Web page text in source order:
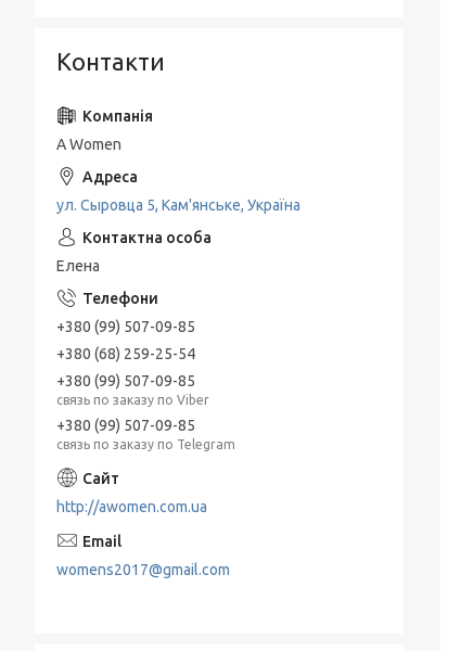
Контакти
A Women
ул. Сыровца 5, Кам'янське, Україна
Елена
+380 (99) 507-09-85
+380 (68) 259-25-54
+380 (99) 507-09-85
связь по заказу по Viber
+380 (99) 507-09-85
связь по заказу по Telegram
http://awomen.com.ua
womens2017@gmail.com